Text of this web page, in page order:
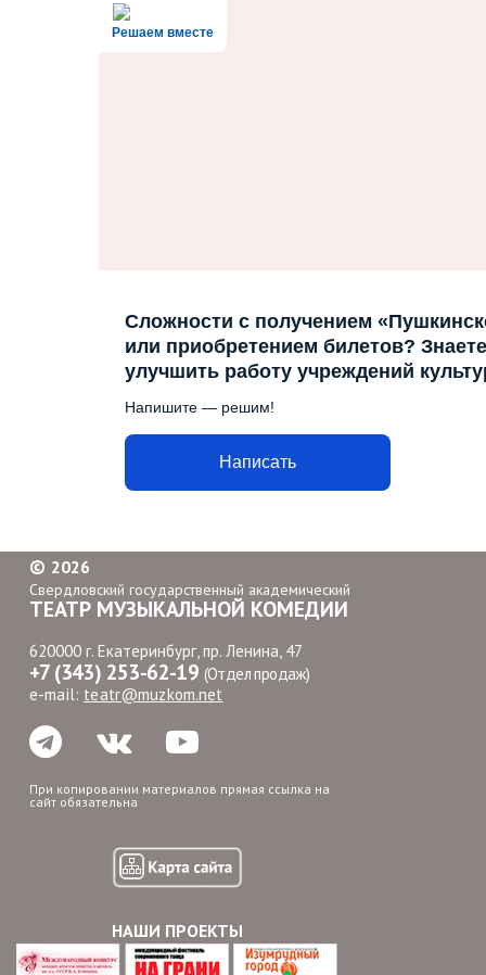
Решаем вместе
Сложности с получением
или приобретением билетов?
улучшить работу учреждений
Напишите — решим!
Написать
© 2026
Свердловский государственный академический
ТЕАТР МУЗЫКАЛЬНОЙ КОМЕДИИ
620000 г. Екатеринбург, пр. Ленина, 47
+7 (343) 253-62-19 (Отдел продаж)
e-mail: teatr@muzkom.net
При копировании материалов прямая ссылка на
сайт обязательна
НАШИ ПРОЕКТЫ